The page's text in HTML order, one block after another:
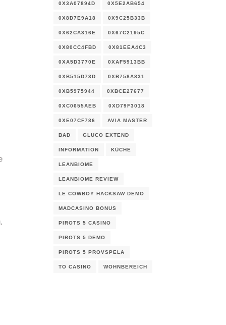
0X3A07894D 0X5E2AB654
0X8D7E9A18 0X9C25B33B
0X62CA316E 0X67C2195C
0X80CC4FBD 0X81EEA4C3
0XA5D3770E 0XAF5913BB
0XB515D73D 0XB758A831
0XB5975944 0XBCE27677
0XC0655AEB 0XD79F3018
0XE07CF786 AVIA MASTER
BAD GLUCO EXTEND
INFORMATION KÜCHE
LEANBIOME
LEANBIOME REVIEW
LE COWBOY HACKSAW DEMO
MADCASINO BONUS
PIROTS 5 CASINO
PIROTS 5 DEMO
PIROTS 5 PROVSPELA
TO CASINO WOHNBEREICH